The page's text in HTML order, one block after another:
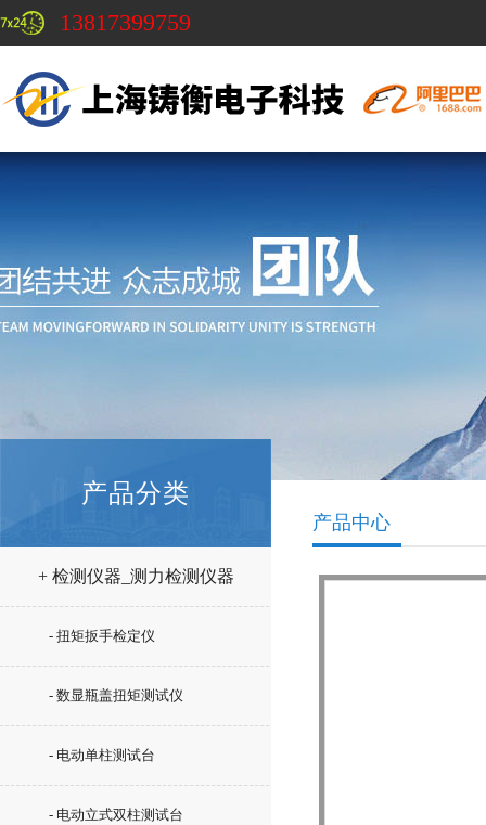
13817399759
产品分类
+ 检测仪器_测力检测仪器
- 扭矩扳手检定仪
- 数显瓶盖扭矩测试仪
- 电动单柱测试台
- 电动立式双柱测试台
产品中心